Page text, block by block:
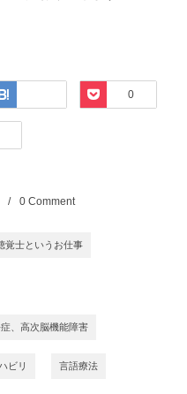
Pocket
0
0 Comment
覚士というお仕事
、高次脳機能障害
ビリ 言語療法